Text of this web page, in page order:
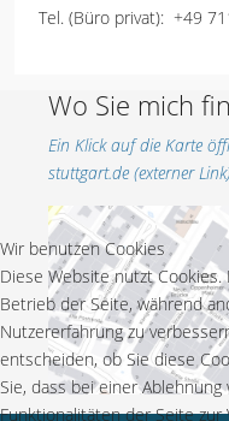
Tel. (Büro privat): +49
Wo Sie mich
Ein Klick auf die Karte
stuttgart.de (externer Link)
Wir benutzen Cookies
Diese Website nutzt
Betrieb der Seite, während
Nutzererfahrung zu
entscheiden, ob Sie diese
Sie, dass bei einer
Funktionalitäten der Seite zur